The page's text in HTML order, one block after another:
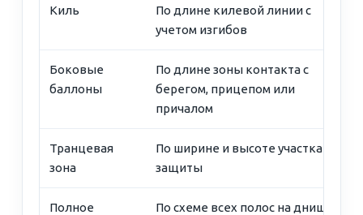
Киль
По длине килевой линии с
учетом изгибов
Боковые
баллоны
По длине зоны контакта с
берегом, прицепом или
причалом
Транцевая
зона
По ширине и высоте участка
защиты
Полное
По схеме всех полос на днище